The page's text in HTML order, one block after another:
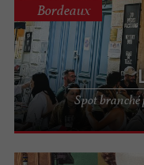
Spot branché
Bordeaux